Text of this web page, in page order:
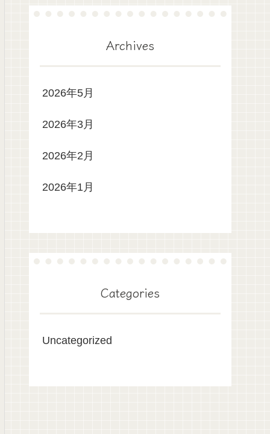
Archives
2026年5月
2026年3月
2026年2月
2026年1月
Categories
Uncategorized